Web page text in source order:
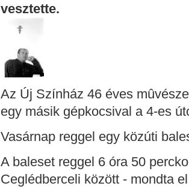
vesztette.
Az Új Színház 46 éves
egy másik gépkocsival a 4-es
Vasárnap reggel egy közúti
A baleset reggel 6 óra 50
Ceglédberceli között - mondta